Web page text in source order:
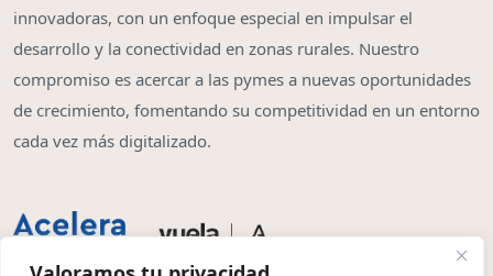
innovadoras, con un enfoque especial en impulsar el
desarrollo y la conectividad en zonas rurales. Nuestro
compromiso es acercar a las pymes a nuevas oportunidades
de crecimiento, fomentando su competitividad en un entorno
cada vez más digitalizado.